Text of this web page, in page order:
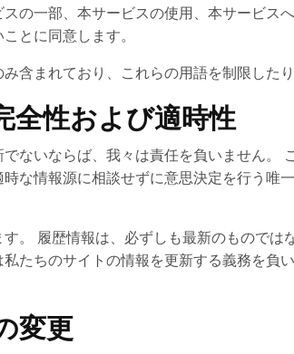
の一部、本サービスの使用、本サービ
とに同意します。
含まれており、これらの用語を制限した
全性および適時性
ないならば、我々は責任を負いません。
な情報源に相談せずに意思決定を行う唯
。 履歴情報は、必ずしも最新のもので
たちのサイトの情報を更新する義務を
変更